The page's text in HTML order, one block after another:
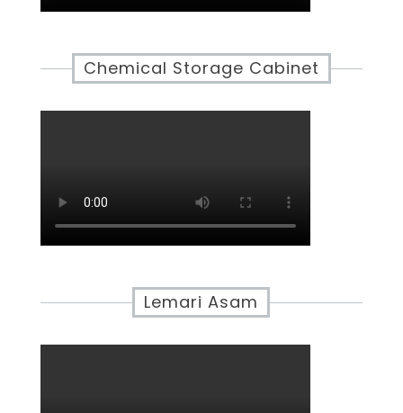
Chemical Storage Cabinet
Lemari Asam